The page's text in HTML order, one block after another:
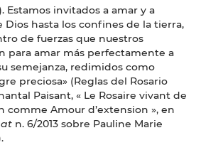
Estamos invitados a amar y a
Dios hasta los confines de la tierra,
de fuerzas que nuestros
para amar más perfectamente a
semejanza, redimidos como
preciosa» (Reglas del Rosario
Paisant, « Le Rosaire vivant de
comme Amour d’extension », en
n. 6/2013 sobre Pauline Marie